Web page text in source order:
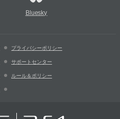
Bluesky
プライバシーポリシー
サポートセンター
ルール＆ポリシー